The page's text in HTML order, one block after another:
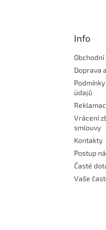
Info
Doprava
údajů
Vrácení
smlouvy
Kontakty
Postup
Časté
Vaše